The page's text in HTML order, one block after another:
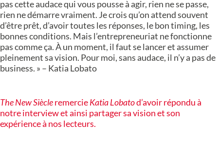
pas cette audace qui vous pousse à agir, rien ne se passe,
rien ne démarre vraiment. Je crois qu’on attend souvent
d’être prêt, d’avoir toutes les réponses, le bon timing, les
bonnes conditions. Mais l’entrepreneuriat ne fonctionne
pas comme ça. À un moment, il faut se lancer et assumer
pleinement sa vision. Pour moi, sans audace, il n’y a pas de
business. » – Katia Lobato
The New SiècleremercieKatia Lobatod’avoir répondu à
notre interview et ainsi partager sa vision et son
expérience à nos lecteurs.